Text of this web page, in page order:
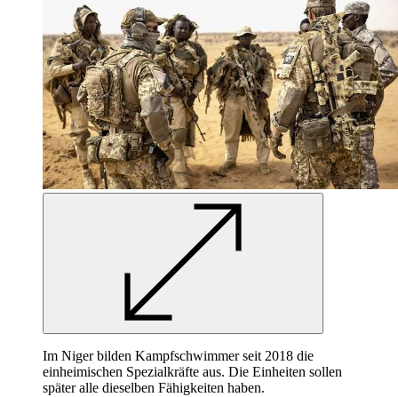
Im Niger bilden Kampfschwimmer seit 2018 die
einheimischen Spezialkräfte aus. Die Einheiten sollen
später alle dieselben Fähigkeiten haben.